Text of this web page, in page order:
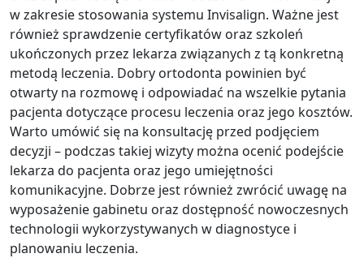
w zakresie stosowania systemu Invisalign. Ważne jest
również sprawdzenie certyfikatów oraz szkoleń
ukończonych przez lekarza związanych z tą konkretną
metodą leczenia. Dobry ortodonta powinien być
otwarty na rozmowę i odpowiadać na wszelkie pytania
pacjenta dotyczące procesu leczenia oraz jego kosztów.
Warto umówić się na konsultację przed podjęciem
decyzji – podczas takiej wizyty można ocenić podejście
lekarza do pacjenta oraz jego umiejętności
komunikacyjne. Dobrze jest również zwrócić uwagę na
wyposażenie gabinetu oraz dostępność nowoczesnych
technologii wykorzystywanych w diagnostyce i
planowaniu leczenia.